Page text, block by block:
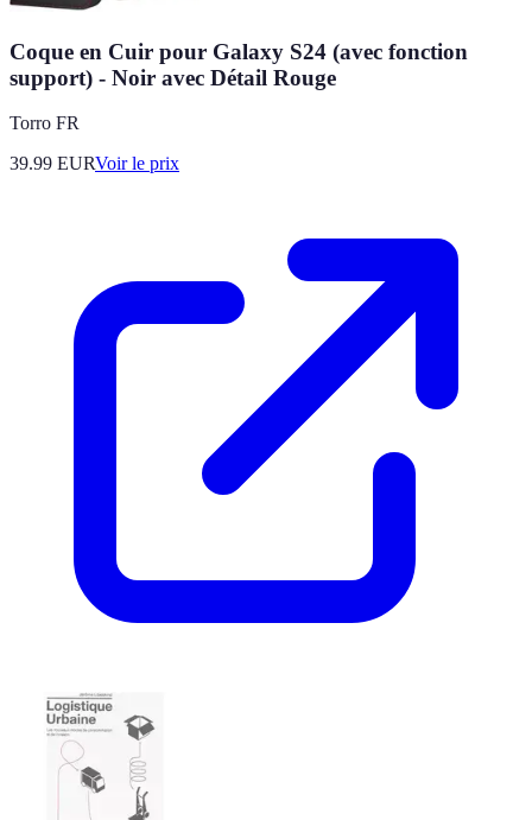
Coque en Cuir pour Galaxy S24 (avec fonction
support) - Noir avec Détail Rouge
Torro FR
39.99 EURVoir le prix